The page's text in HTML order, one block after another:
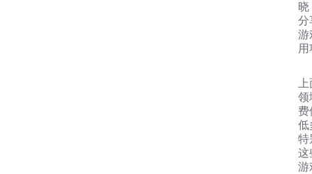
晓
分
游
领
费
低
特
这
游